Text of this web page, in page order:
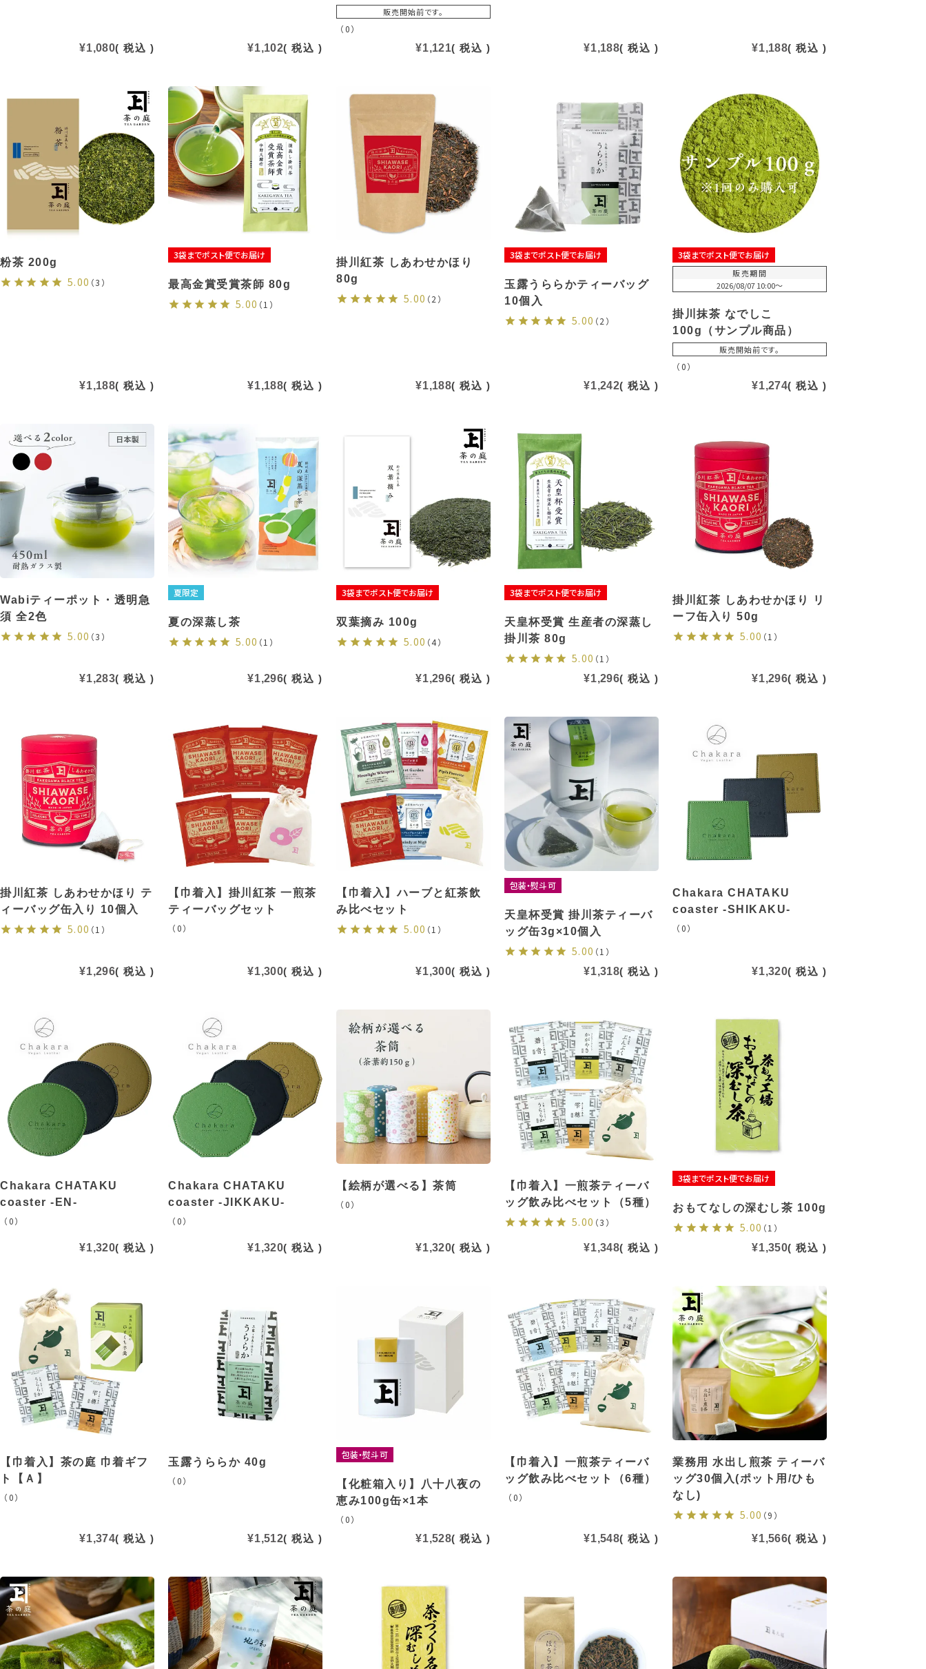
¥1,080 税込 ¥1,102 税込
販売開始前です。
（0）
¥1,121 税込 ¥1,188 税込 ¥1,188 税込
粉茶 200g
5.00 （3）
¥1,188 税込
3袋までポスト便でお届け
最高金賞受賞茶師 80g
5.00 （1）
¥1,188 税込
掛川紅茶 しあわせかほり
80g
5.00 （2）
¥1,188 税込
3袋までポスト便でお届け
玉露うららかティーバッグ
10個入
5.00 （2）
¥1,242 税込
3袋までポスト便でお届け
販売開始前です。
販売期間
2026/08/07 10:00〜
掛川抹茶 なでしこ
100g（サンプル商品）
（0）
¥1,274 税込
Wabiティーポット・透明急
須 全2色
5.00 （3）
¥1,283 税込
夏限定
夏の深蒸し茶
5.00 （1）
¥1,296 税込
3袋までポスト便でお届け
双葉摘み 100g
5.00 （4）
¥1,296 税込
3袋までポスト便でお届け
天皇杯受賞 生産者の深蒸し
掛川茶 80g
5.00 （1）
¥1,296 税込
掛川紅茶 しあわせかほり リ
ーフ缶入り 50g
5.00 （1）
¥1,296 税込
掛川紅茶 しあわせかほり テ
ィーバッグ缶入り 10個入
5.00 （1）
¥1,296 税込
【巾着入】掛川紅茶 一煎茶
ティーバッグセット
（0）
¥1,300 税込
【巾着入】ハーブと紅茶飲
み比べセット
5.00 （1）
¥1,300 税込
包装・熨斗可
天皇杯受賞 掛川茶ティーバ
ッグ缶3g×10個入
5.00 （1）
¥1,318 税込
Chakara CHATAKU
coaster -SHIKAKU-
（0）
¥1,320 税込
Chakara CHATAKU
coaster -EN-
（0）
¥1,320 税込
Chakara CHATAKU
coaster -JIKKAKU-
（0）
¥1,320 税込
【絵柄が選べる】茶筒
（0）
¥1,320 税込
【巾着入】一煎茶ティーバ
ッグ飲み比べセット（5種）
5.00 （3）
¥1,348 税込
3袋までポスト便でお届け
おもてなしの深むし茶 100g
5.00 （1）
¥1,350 税込
【巾着入】茶の庭 巾着ギフ
ト【Ａ】
（0）
¥1,374 税込
玉露うららか 40g
（0）
¥1,512 税込
包装・熨斗可
【化粧箱入り】八十八夜の
恵み100g缶×1本
（0）
¥1,528 税込
【巾着入】一煎茶ティーバ
ッグ飲み比べセット（6種）
（0）
¥1,548 税込
業務用 水出し煎茶 ティーバ
ッグ30個入(ポット用/ひも
なし)
5.00 （9）
¥1,566 税込